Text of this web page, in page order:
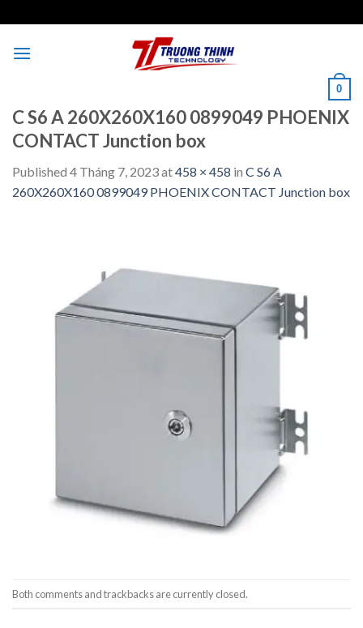
to
content
0
C S6 A 260X260X160 0899049 PHOENIX
CONTACT Junction box
Published 4 Tháng 7, 2023at458 × 458 in C S6 A
260X260X160 0899049 PHOENIX CONTACT Junction box
Both comments and trackbacks are currently closed.